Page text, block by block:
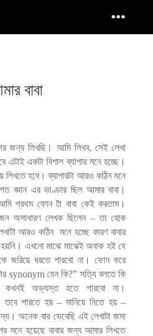
বাবা
জন্য লিখছি। আমি লিখব,সেই লেখা
এটাই একটা বিশাল ব্যাপার মনে হচ্ছে।
লিখতে হবে। ব্যাপারটা আরও কঠিন মনে
জ্ঞান এর ভাণ্ডার ছিল আমার বাবা।
প্রথম ফোন টা বাবা কেই করতাম।
অসাধারণ লেখক ছিলেন –তা হোক
আরও কঠিন মনে হচ্ছে কারণ বাবার
হয়নি। এখনো মাঝে মাঝেই অবাক হই যে
জরিয়ে ধরতে পারবো না। ফোন করে
synonym যেন কি?” সত্যি বলতে কি
কখনই অভ্যস্ত হতে পারবো
না।
তবে পারতে হয়–মানিয়ে নিতে হয়–
অনেক বার ভেবেছি এই লেখাটা জমা
মনে হয়েছে বাবার জন্য আমার লিখতে